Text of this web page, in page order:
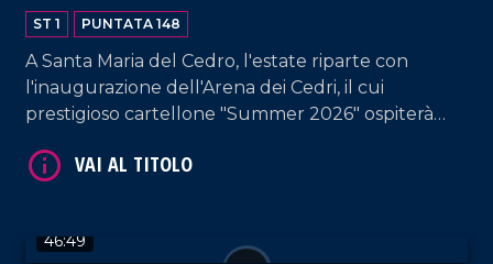
ST 1 PUNTATA 148
A Santa Maria del Cedro, l'estate riparte con
l'inaugurazione dell'Arena dei Cedri, il cui
prestigioso cartellone "Summer 2026" ospiterà
Pooh. Francesco Occhiuzzi ospita il Direttore
46:49
VAI AL TITOLO